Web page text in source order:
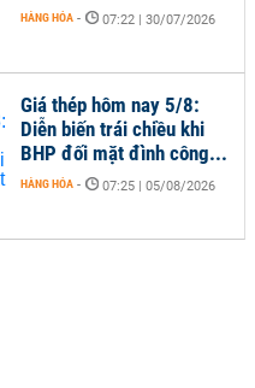
Giá thép hôm nay 5/8:
Diễn biến trái chiều khi
BHP đối mặt đình công...
HÀNG HÓA - 07:25 | 05/08/2026
HÀNG HÓA - 07:22 | 30/07/2026